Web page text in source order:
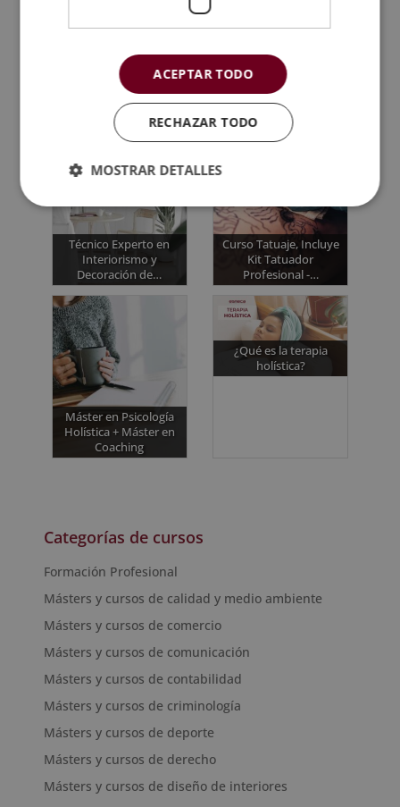
Técnico Experto en Dietética y Nutrición +
Quizá te interese...
Técnico Experto en
Interiorismo y
Decoración de…
Curso Tatuaje, Incluye
Kit Tatuador
Profesional -…
Máster en Psicología
Holística + Máster en
Coaching
¿Qué es la terapia
holística?
Categorías de cursos
Formación Profesional
Másters y cursos de calidad y medio ambiente
Másters y cursos de comercio
Másters y cursos de comunicación
Másters y cursos de contabilidad
Másters y cursos de criminología
Másters y cursos de deporte
Másters y cursos de derecho
Másters y cursos de diseño de interiores
ACEPTAR TODO
RECHAZAR TODO
MOSTRAR DETALLES